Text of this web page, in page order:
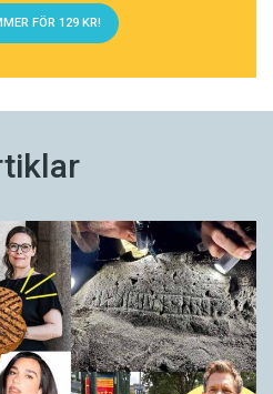
FÖR 129 KR!